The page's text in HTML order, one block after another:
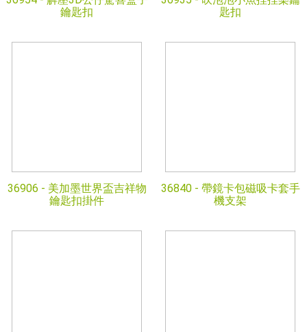
鑰匙扣
匙扣
36906 - 美加墨世界盃吉祥物
鑰匙扣掛件
36840 - 帶鏡卡包磁吸卡套手
機支架